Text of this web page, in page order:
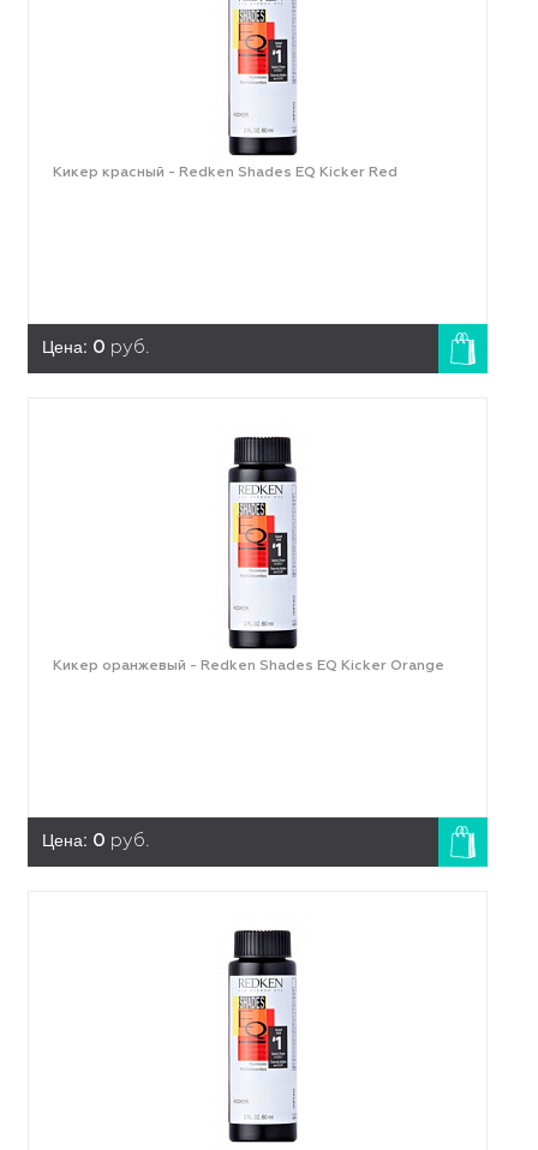
Кикер красный - Redken Shades EQ Kicker Red
Цена: 0 руб.
Кикер оранжевый - Redken Shades EQ Kicker Orange
Цена: 0 руб.